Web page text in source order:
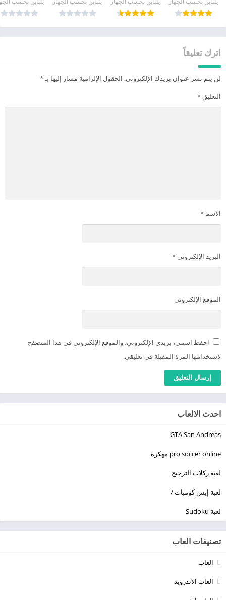
اترك تعليقاً
لن يتم نشر عنوان بريدك الإلكتروني. الحقول الإلزامية مشار إليها بـ*
التعليق *
الاسم *
البريد الإلكتروني *
الموقع الإلكتروني
احفظ اسمي، بريدي الإلكتروني، والموقع الإلكتروني في هذا المتصفح
لاستخدامها المرة المقبلة في تعليقي.
احدث الالعاب
GTA San Andreas
pro soccer online مهكرة
لعبة ركلات الترجيح
لعبة إيس كومبات 7
لعبة Sudoku
تصنيفات العاب
العاب
العاب الاندرويد